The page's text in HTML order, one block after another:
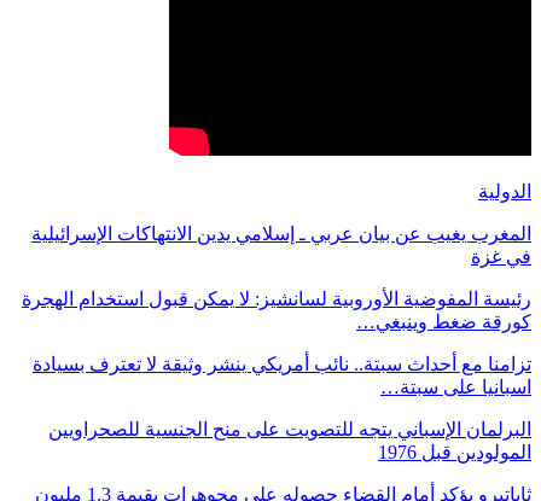
الدولية
المغرب يغيب عن بيان عربي ـ إسلامي يدين الانتهاكات الإسرائيلية
في غزة
رئيسة المفوضية الأوروبية لسانشيز: لا يمكن قبول استخدام الهجرة
كورقة ضغط وينبغي…
تزامنا مع أحداث سبتة.. نائب أمريكي ينشر وثيقة لا تعترف بسيادة
اسبانيا على سبتة…
البرلمان الإسباني يتجه للتصويت على منح الجنسية للصحراويين
المولودين قبل 1976
ثاباتيرو يؤكد أمام القضاء حصوله على مجوهرات بقيمة 1.3 مليون